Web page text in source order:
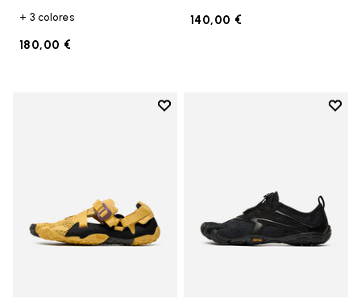
+ 3 colores
180,00 €
140,00 €
Add to wishlist
Add